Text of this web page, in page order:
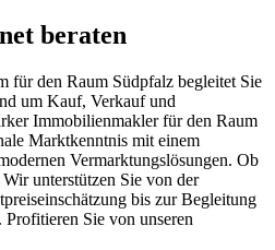
beraten
für den Raum Südpfalz begleitet Sie
um Kauf, Verkauf und
Immobilienmakler für den Raum
Marktkenntnis mit einem
Vermarktungslösungen. Ob
unterstützen Sie von der
bis zur Begleitung
Profitieren Sie von unseren